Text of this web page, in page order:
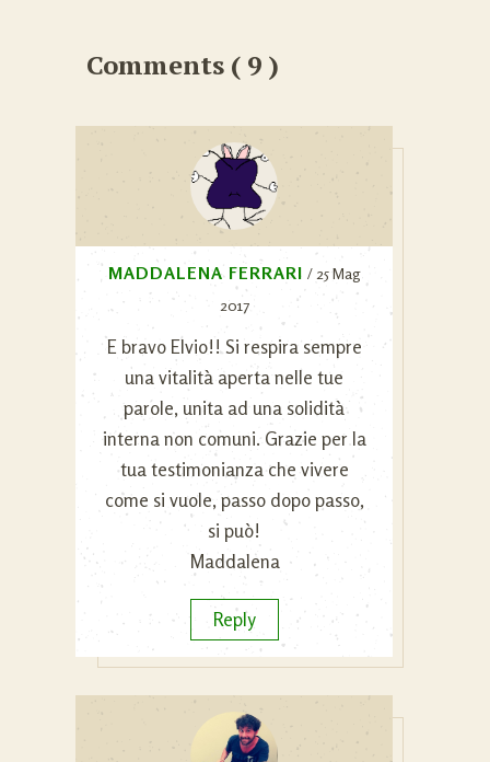
Comments ( 9 )
MADDALENA FERRARI / 25 Mag
2017
E bravo Elvio!! Si respira sempre
una vitalità aperta nelle tue
parole, unita ad una solidità
interna non comuni. Grazie per la
tua testimonianza che vivere
come si vuole, passo dopo passo,
si può!
Maddalena
Reply